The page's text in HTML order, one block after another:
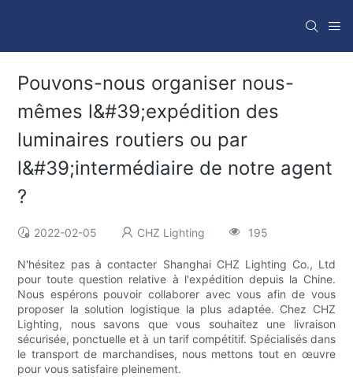
Pouvons-nous organiser nous-
mêmes l&#39;expédition des
luminaires routiers ou par
l&#39;intermédiaire de notre agent
?
2022-02-05 CHZ Lighting 195
N'hésitez pas à contacter Shanghai CHZ Lighting Co., Ltd
pour toute question relative à l'expédition depuis la Chine.
Nous espérons pouvoir collaborer avec vous afin de vous
proposer la solution logistique la plus adaptée. Chez CHZ
Lighting, nous savons que vous souhaitez une livraison
sécurisée, ponctuelle et à un tarif compétitif. Spécialisés dans
le transport de marchandises, nous mettons tout en œuvre
pour vous satisfaire pleinement.